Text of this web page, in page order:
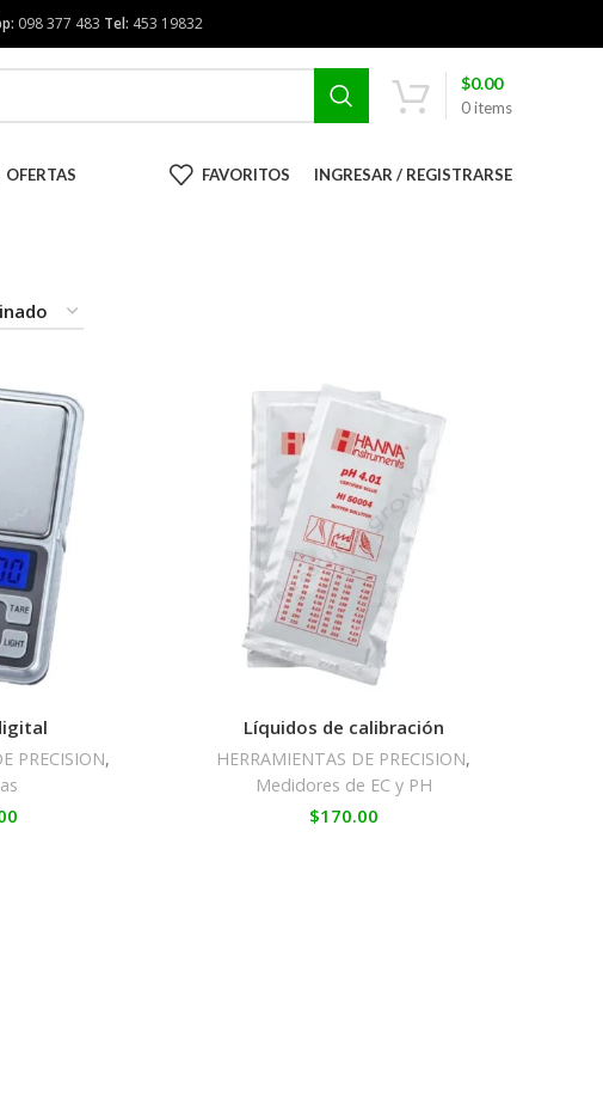
098 377 483 Tel: 453 19832
0items
$0.00
OFERTAS FAVORITOS INGRESAR / REGISTRARSE
PRECISION,
Líquidos de calibración
HERRAMIENTAS DE PRECISION,
Medidores de EC y PH
$170.00